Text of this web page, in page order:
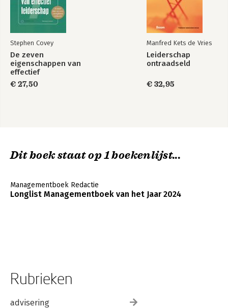
Stephen Covey
De zeven
eigenschappen van
effectief
leiderschap
€ 27,50
Manfred Kets de Vries
Leiderschap
ontraadseld
€ 32,95
Dit boek staat op 1 boekenlijst...
Managementboek Redactie
Longlist Managementboek van het Jaar 2024
Rubrieken
advisering